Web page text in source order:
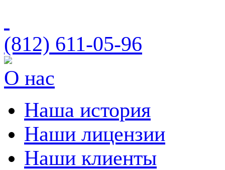
(812) 611-05-96
О нас
Наша история
Наши лицензии
Наши клиенты